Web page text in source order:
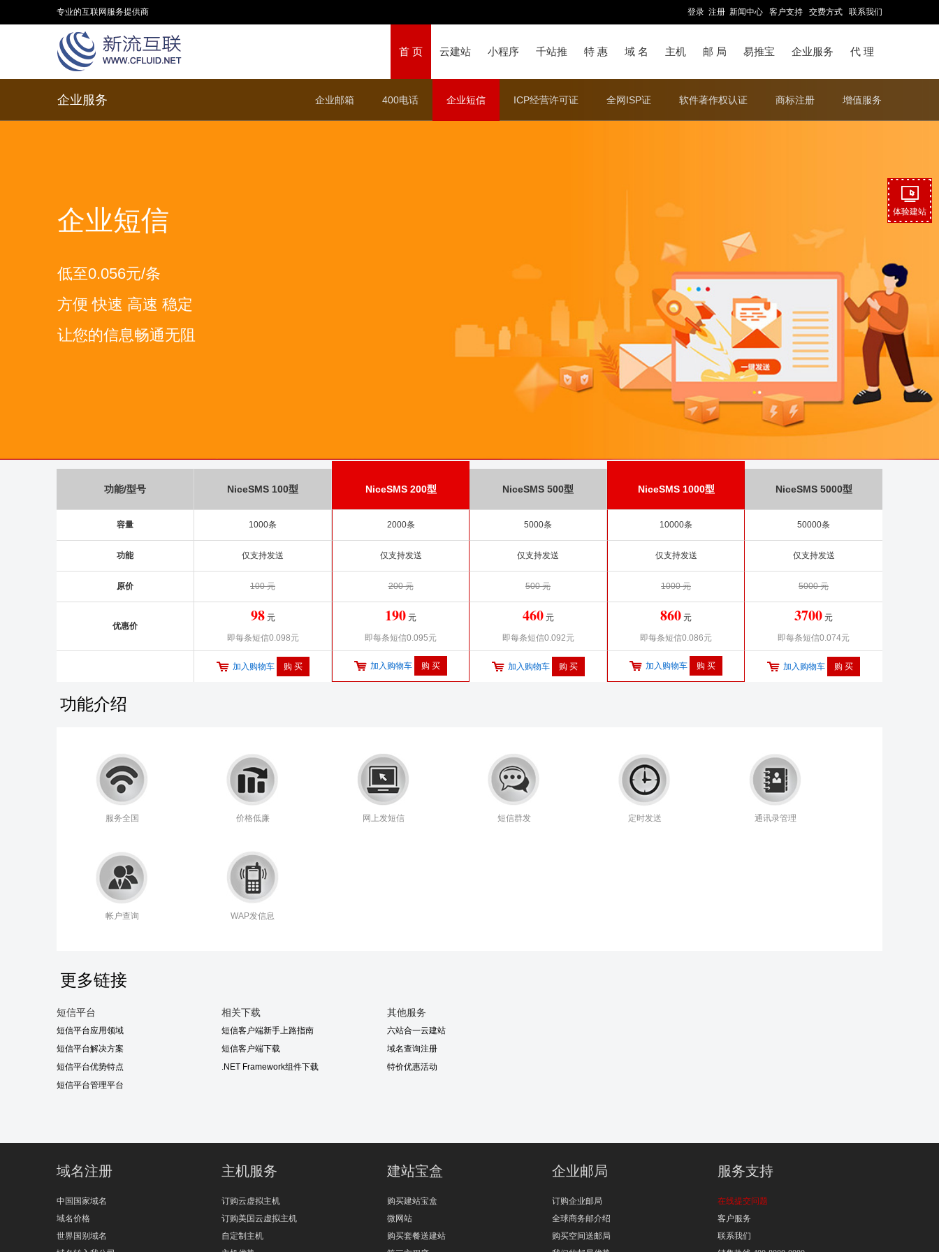
专业的互联网服务提供商 登录 注册 新闻中心 客户支持 交费方式 联系我们
首 页 云建站 小程序 千站推 特 惠 域 名 主机 邮 局 易推宝 企业服务 代 理
企业服务 增值服务
商标注册
软件著作权认证
全网ISP证
ICP经营许可证
企业短信
400电话
企业邮箱
企业短信
低至0.056元/条
方便 快速 高速 稳定
让您的信息畅通无阻
功能/型号 NiceSMS 100型 NiceSMS 200型 NiceSMS 500型 NiceSMS 1000型 NiceSMS 5000型
容量 1000条 2000条 5000条 10000条 50000条
功能 仅支持发送 仅支持发送 仅支持发送 仅支持发送 仅支持发送
原价 100 元 200 元 500 元 1000 元 5000 元
优惠价
98元
即每条短信0.098元
190 元
即每条短信0.095元
460元
即每条短信0.092元
860 元
即每条短信0.086元
3700 元
即每条短信0.074元
加入购物车 加入购物车 加入购物车 加入购物车 加入购物车
功能介绍
服务全国 价格低廉 网上发短信 短信群发 定时发送 通讯录管理
帐户查询 WAP发信息
更多链接
短信平台
短信平台应用领域
短信平台解决方案
短信平台优势特点
短信平台管理平台
相关下载
短信客户端新手上路指南
短信客户端下载
.NET Framework组件下载
其他服务
六站合一云建站
域名查询注册
特价优惠活动
域名注册
中国国家域名
域名价格
世界国别域名
主机服务
订购云虚拟主机
订购美国云虚拟主机
自定制主机
建站宝盒
购买建站宝盒
微网站
购买套餐送建站
企业邮局
订购企业邮局
全球商务邮介绍
购买空间送邮局
服务支持
在线提交问题
客户服务
联系我们
体验建站